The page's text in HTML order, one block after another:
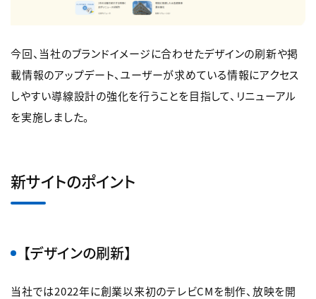
今回、当社のブランドイメージに合わせたデザインの刷新や掲
載情報のアップデート、ユーザーが求めている情報にアクセス
しやすい導線設計の強化を行うことを目指して、リニューアル
を実施しました。
新サイトのポイント
【デザインの刷新】
当社では2022年に創業以来初のテレビCMを制作、放映を開